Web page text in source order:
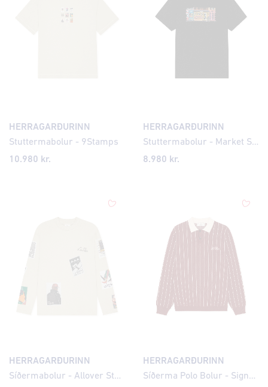
HERRAGARÐURINN
Stuttermabolur - 9Stamps
10.980 kr.
HERRAGARÐURINN
Stuttermabolur - Market Shops
8.980 kr.
HERRAGARÐURINN
Síðermabolur - Allover Stamps
HERRAGARÐURINN
Síðerma Polo Bolur - Signature Knit Pinstriped